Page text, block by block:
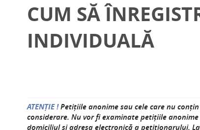
CUM SĂ
INDIVIDUALĂ
ATENȚIE !Petițiile anonime sau cele care nu
considerare. Nu vor fi examinate petițiile
domiciliul şi adresa electronică a petiţionarului.